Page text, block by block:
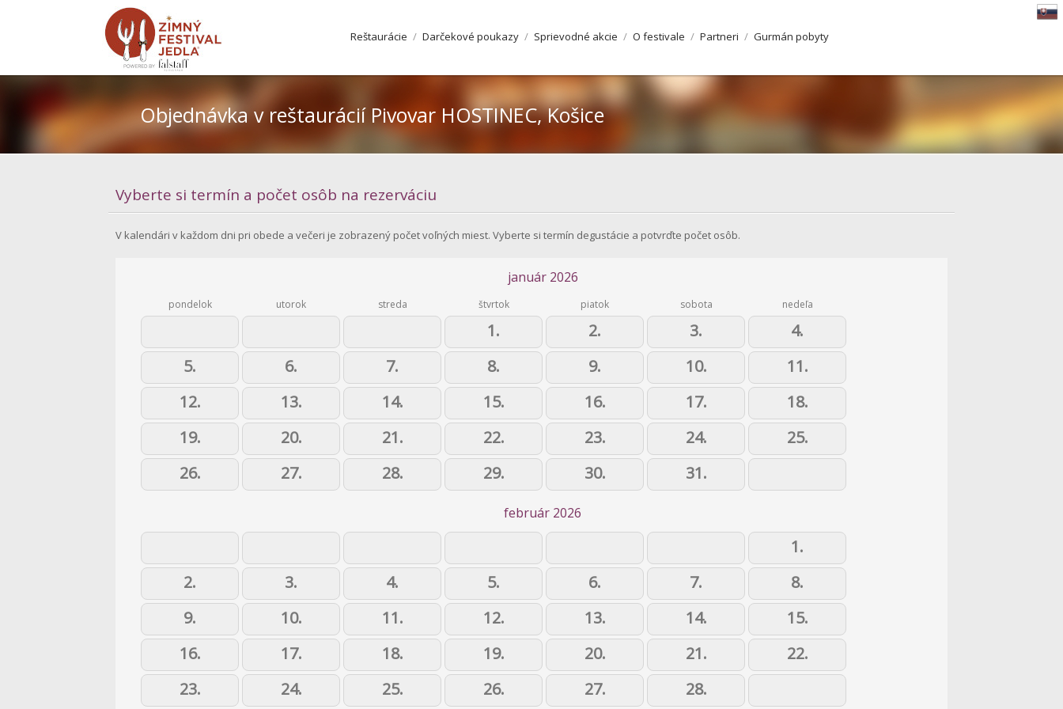
Reštaurácie / Darčekové poukazy / Sprievodné akcie / O festivale / Partneri / Gurmán pobyty
Objednávka v reštauráciíPivovar HOSTINEC, Košice
Vyberte si termín a počet osôb na rezerváciu
V kalendári v každom dni pri obede a večeri je zobrazený počet voľných miest. Vyberte si termín degustácie a potvrďte počet osôb.
január 2026
pondelok utorok streda štvrtok piatok sobota nedeľa
1. 2. 3.
4.
5.
6. 7. 8. 9. 10.
11.
12.
13. 14. 15. 16. 17.
18.
19.
20. 21. 22. 23. 24.
25.
26.
27. 28. 29. 30. 31.
február 2026
1.
2.
3. 4. 5. 6. 7.
8.
9.
10. 11. 12. 13. 14.
15.
16.
17. 18. 19. 20. 21.
22.
23.
24. 25. 26. 27. 28.